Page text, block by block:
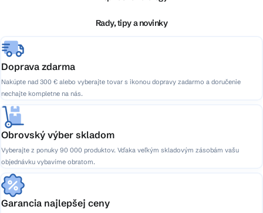
e
Rady, tipy a novinky
Doprava zdarma
Nakúpte nad 300 € alebo vyberajte tovar s ikonou dopravy zadarmo a doručenie
nechajte kompletne na nás.
Obrovský výber skladom
Vyberajte z ponuky 90 000 produktov. Vďaka veľkým skladovým zásobám vašu
objednávku vybavíme obratom.
Garancia najlepšej ceny